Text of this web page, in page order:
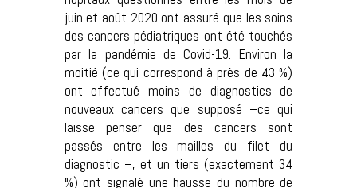
juin et août 2020 ont assuré que les soins
des cancers pédiatriques ont été touchés
par la pandémie de Covid-19. Environ la
moitié (ce qui correspond à près de 43 %)
ont effectué moins de diagnostics de
nouveaux cancers que supposé –ce qui
laisse penser que des cancers sont
passés entre les mailles du filet du
diagnostic –, et un tiers (exactement 34
%) ont signalé une hausse du nombre de